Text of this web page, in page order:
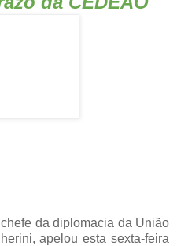
da diplomacia da União
apelou esta sexta-feira